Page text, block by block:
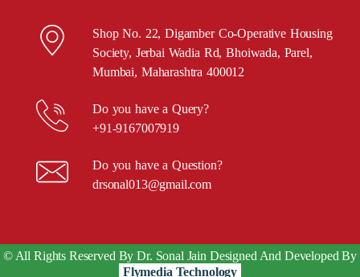
Shop No. 22, Digamber Co-Operative Housing
Society, Jerbai Wadia Rd, Bhoiwada, Parel,
Mumbai, Maharashtra 400012
Do you have a Query?
+91-9167007919
Do you have a Question?
drsonal013@gmail.com
© All Rights Reserved By Dr. Sonal Jain Designed And Developed By
Flymedia Technology